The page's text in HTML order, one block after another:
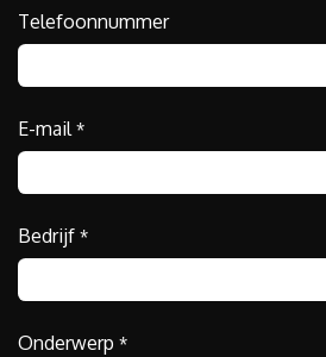
Telefoonnummer
E-mail *
Bedrijf *
Onderwerp *